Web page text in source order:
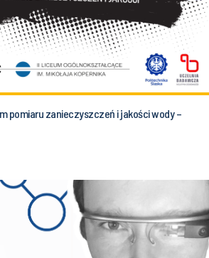
pomiaru zanieczyszczeń i jakości wody –